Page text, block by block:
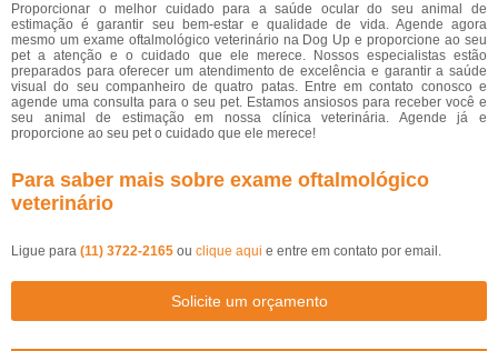
Proporcionar o melhor cuidado para a saúde ocular do seu animal de
estimação é garantir seu bem-estar e qualidade de vida. Agende agora
mesmo um exame oftalmológico veterinário na Dog Up e proporcione ao seu
pet a atenção e o cuidado que ele merece. Nossos especialistas estão
preparados para oferecer um atendimento de excelência e garantir a saúde
visual do seu companheiro de quatro patas. Entre em contato conosco e
agende uma consulta para o seu pet. Estamos ansiosos para receber você e
seu animal de estimação em nossa clínica veterinária. Agende já e
proporcione ao seu pet o cuidado que ele merece!
Para saber mais sobre exame oftalmológico
veterinário
Ligue para (11) 3722-2165 ou clique aqui e entre em contato por email.
Solicite um orçamento